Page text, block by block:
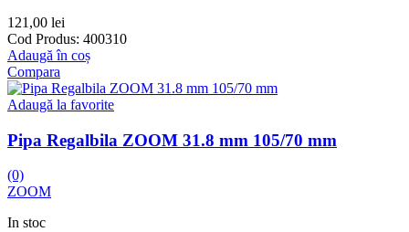
121,00 lei
Cod Produs: 400310
Adaugă în coș
Compara
Adaugă la favorite
Pipa Regalbila ZOOM 31.8 mm 105/70 mm
(0)
ZOOM
In stoc